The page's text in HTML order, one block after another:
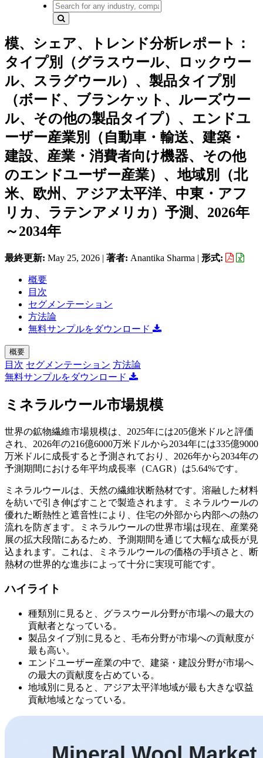
模、シェア、トレンド分析レポート：
タイプ別（グラスウール、ロックウー
ル、スラグウール）、製品タイプ別
（ボード、ブランケット、ルーズウー
ル、その他の製品タイプ）、エンドユ
ーザー産業別（自動車・輸送、建築・
建設、産業・消費者向け機器、その他
のエンドユーザー産業）、地域別（北
米、欧州、アジア太平洋、中東・アフ
リカ、ラテンアメリカ）予測、2026年
～2034年
最終更新: May 25, 2026 | 著者: Anantika Sharma | 形式:
概要
目次
セグメンテーション
方法論
無料サンプルをダウンロード
概要
目次 セグメンテーション 方法論
無料サンプルをダウンロード
ミネラルウール市場規模
世界の鉱物繊維市場規模は、2025年には205億米ドルと評価
され、2026年の216億6000万米ドルから2034年には335億9000
万米ドルに成長すると予測されており、2026年から2034年の
予測期間における年平均成長率（CAGR）は5.64%です。
ミネラルウールは、天然の繊維状断熱材です。溶融した材料
を紡いで引き伸ばすことで製造されます。ミネラルウールの
優れた断熱性と遮音性により、住宅の外部から内部への熱の
流れを防ぎます。ミネラルウールの世界市場は現在、産業発
展の拡大段階にあるため、予測期間を通じて大幅な成長が見
込まれます。これは、ミネラルウールの価格の手頃さと、断
熱材の世界的な進歩によって十分に実現可能です。
ハイライト
種類別に見ると、グラスウール分野が市場への最大の
貢献者となっている。
製品タイプ別に見ると、毛布分野が市場への貢献度が
最も高い。
エンドユーザー産業の中で、建築・建設分野が市場へ
の最大の貢献度を占めている。
地域別に見ると、アジア太平洋地域が最も大きな収益
貢献地域となっている。